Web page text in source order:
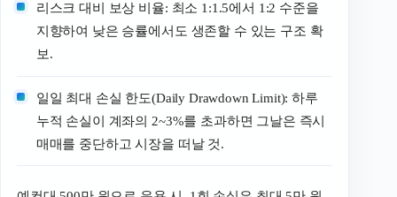
리스크 대비 보상 비율: 최소 1:1.5에서 1:2 수준을
지향하여 낮은 승률에서도 생존할 수 있는 구조 확
보.
일일 최대 손실 한도(Daily Drawdown Limit): 하루
누적 손실이 계좌의 2~3%를 초과하면 그날은 즉시
매매를 중단하고 시장을 떠날 것.